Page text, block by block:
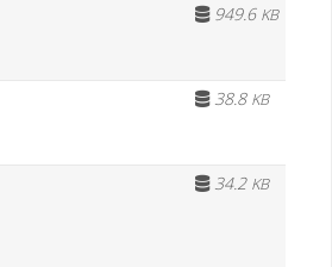
949.6 KB
38.8 KB
34.2 KB